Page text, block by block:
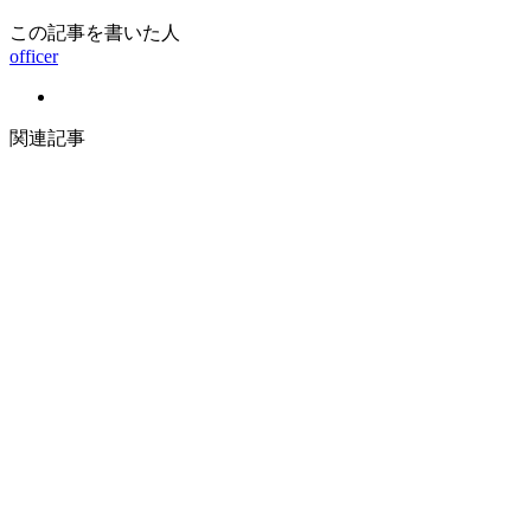
この記事を書いた人
officer
関連記事